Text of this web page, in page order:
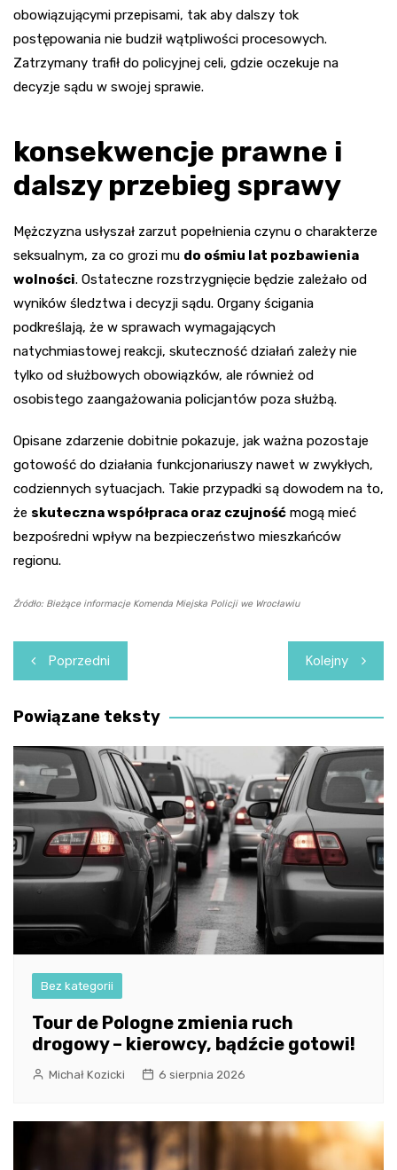
obowiązującymi przepisami, tak aby dalszy tok
postępowania nie budził wątpliwości procesowych.
Zatrzymany trafił do policyjnej celi, gdzie oczekuje na
decyzje sądu w swojej sprawie.
konsekwencje prawne i
dalszy przebieg sprawy
Mężczyzna usłyszał zarzut popełnienia czynu o charakterze
seksualnym, za co grozi mu do ośmiu lat pozbawienia
wolności. Ostateczne rozstrzygnięcie będzie zależało od
wyników śledztwa i decyzji sądu. Organy ścigania
podkreślają, że w sprawach wymagających
natychmiastowej reakcji, skuteczność działań zależy nie
tylko od służbowych obowiązków, ale również od
osobistego zaangażowania policjantów poza służbą.
Opisane zdarzenie dobitnie pokazuje, jak ważna pozostaje
gotowość do działania funkcjonariuszy nawet w zwykłych,
codziennych sytuacjach. Takie przypadki są dowodem na to,
że skuteczna współpraca oraz czujność mogą mieć
bezpośredni wpływ na bezpieczeństwo mieszkańców
regionu.
Źródło: Bieżące informacje Komenda Miejska Policji we Wrocławiu
Nawigacja
wpisu
Poprzedni Kolejny
Powiązane teksty
Bez kategorii
Tour de Pologne zmienia ruch
drogowy – kierowcy, bądźcie gotowi!
Michał Kozicki 6 sierpnia 2026